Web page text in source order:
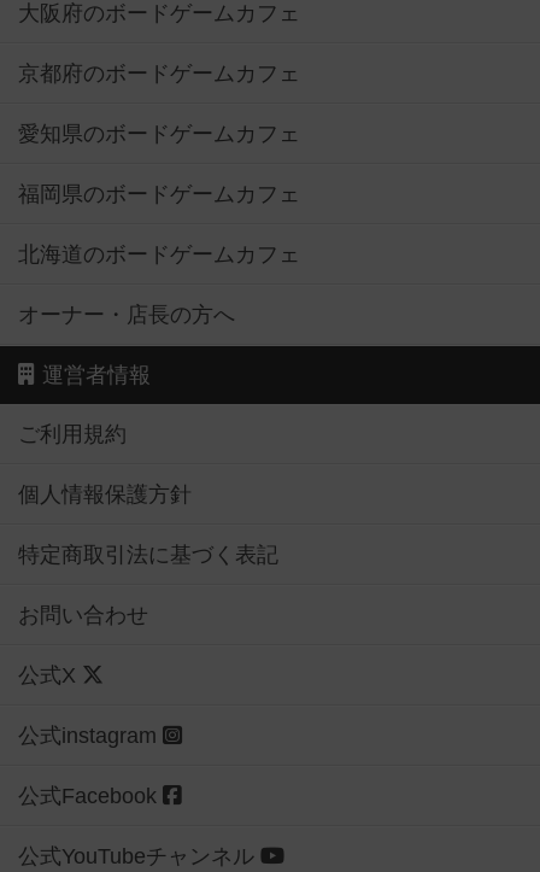
大阪府のボードゲームカフェ
京都府のボードゲームカフェ
愛知県のボードゲームカフェ
福岡県のボードゲームカフェ
北海道のボードゲームカフェ
オーナー・店長の方へ
運営者情報
ご利用規約
個人情報保護方針
特定商取引法に基づく表記
お問い合わせ
公式X
公式instagram
公式Facebook
公式YouTubeチャンネル